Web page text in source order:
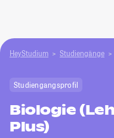
HeyStudium Studiengänge
Studiengangsprofil
Biologie
Plus)